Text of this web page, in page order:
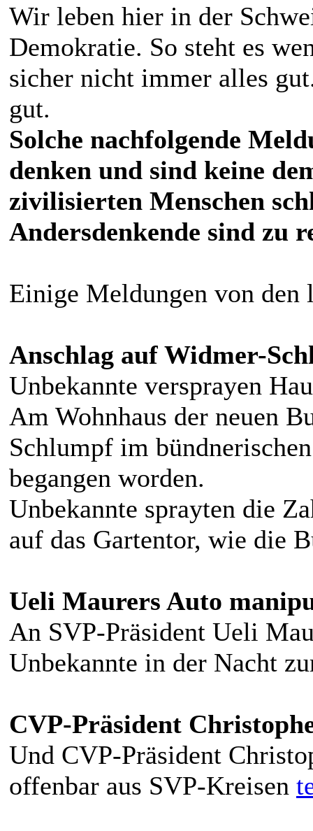
Wir leben hier in der
Demokratie. So steht es
sicher nicht immer alles
gut.
Solche nachfolgende
denken und sind keine
zivilisierten Menschen
Andersdenkende sind zu
Einige Meldungen von den
Anschlag auf Widmer-
Unbekannte versprayen
Am Wohnhaus der neuen
Schlumpf im
begangen worden.
Unbekannte sprayten die
auf das Gartentor, wie die
Ueli Maurers Auto
An SVP-Präsident Ueli
Unbekannte in der Nacht
CVP-Präsident
Und CVP-Präsident
offenbar aus SVP-Kreisen